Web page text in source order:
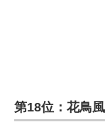
第18位：花鳥